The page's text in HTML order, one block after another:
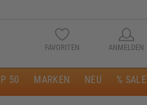
FAVORITEN ANMELDEN
50 MARKEN NEU % SALE